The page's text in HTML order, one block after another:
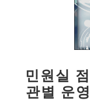
민원실
관별 운